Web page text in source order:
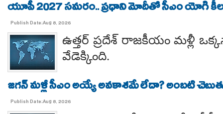
యూపీ 2027 సమరం.. ప్రధాని మోదీతో సీఎం యోగి
Publish Date:Aug 8, 2026
ఉత్తర్ ప్రదేశ్ రాజకీయం మళ్లీ
వేడెక్కింది.
జగన్ మళ్లీ సీఎం అయ్యే అవకాశమే లేదా? అంబటి
Publish Date:Aug 8, 2026